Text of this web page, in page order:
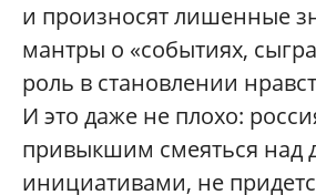
и произносят лишенные
мантры о «событиях,
роль в становлении
И это даже не плохо:
привыкшим смеяться над
инициативами, не